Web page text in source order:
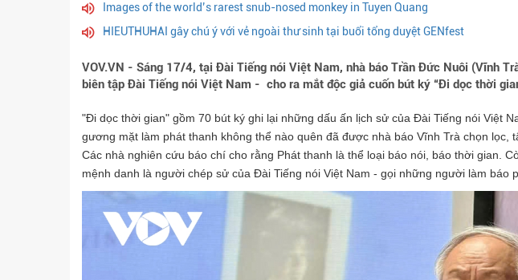
Images of the world’s rarest snub-nosed monkey in Tuyen Quang
HIEUTHUHAI gây chú ý với vẻ ngoài thư sinh tại buổi tổng duyệt GENfest
VOV.VN - Sáng 17/4, tại Đài Tiếng nói Việt Nam, nhà báo Trần Đức Nuôi (Vĩnh
biên tập Đài Tiếng nói Việt Nam - cho ra mắt độc giả cuốn bút ký “Đi dọc thời
"Đi dọc thời gian" gồm 70 bút ký ghi lại những dấu ấn lịch sử của Đài Tiếng nói Việt
gương mặt làm phát thanh không thể nào quên đã được nhà báo Vĩnh Trà chọn lọc,
Các nhà nghiên cứu báo chí cho rằng Phát thanh là thể loại báo nói, báo thời gian.
mệnh danh là người chép sử của Đài Tiếng nói Việt Nam - gọi những người làm báo